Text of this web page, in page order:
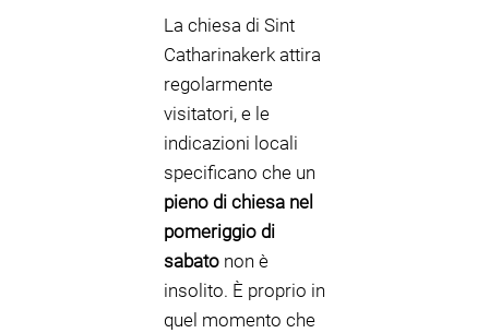
La chiesa di Sint
Catharinakerk attira
regolarmente
visitatori, e le
indicazioni locali
specificano che un
pieno di chiesa nel
pomeriggio di
sabato non è
insolito. È proprio in
quel momento che